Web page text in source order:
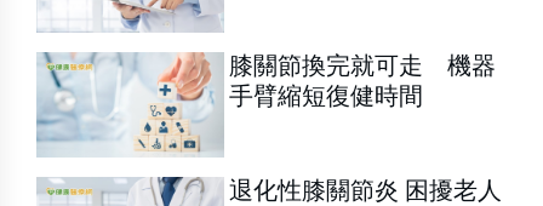
膝關節換完就可走 機器
手臂縮短復健時間
退化性膝關節炎 困擾老人